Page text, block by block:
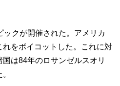
クが開催された。アメリカ
をボイコットした。これに対
は84年のロサンゼルスオリ